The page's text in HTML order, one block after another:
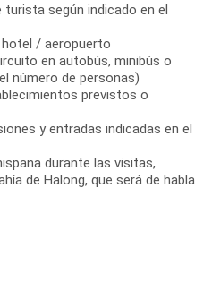
turista según indicado en el
/ aeropuerto
en autobús, minibús o
número de personas)
previstos o
y entradas indicadas en el
durante las visitas,
de Halong, que será de habla